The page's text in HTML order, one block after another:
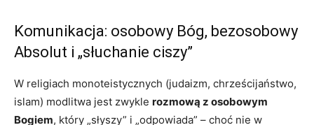
Komunikacja: osobowy Bóg, bezosobowy
Absolut i „słuchanie ciszy”
W religiach monoteistycznych (judaizm, chrześcijaństwo,
islam) modlitwa jest zwykle rozmową z osobowym
Bogiem, który „słyszy” i „odpowiada” – choć nie w